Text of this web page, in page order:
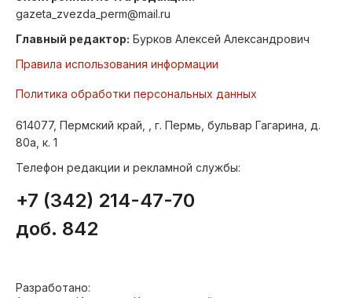
gazeta_zvezda_perm@mail.ru
Главный редактор: Бурков Алексей Александрович
Правила использования информации
Политика обработки персональных данных
614077, Пермский край, , г. Пермь, бульвар Гагарина, д.
80а, к. 1
Телефон редакции и рекламной службы:
+7 (342) 214-47-70
доб. 842
Разработано: